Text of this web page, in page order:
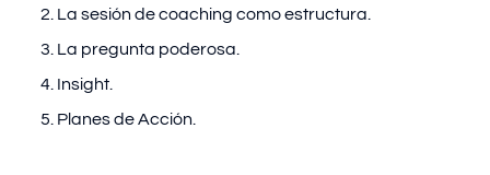
2. La sesión de coaching como estructura.
3. La pregunta poderosa.
4. Insight.
5. Planes de Acción.